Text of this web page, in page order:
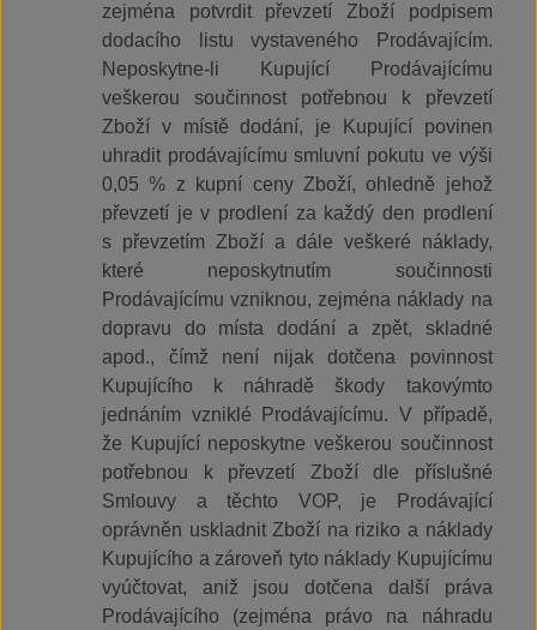
zejména potvrdit převzetí Zboží podpisem
dodacího listu vystaveného Prodávajícím.
Neposkytne-li Kupující Prodávajícímu
veškerou součinnost potřebnou k převzetí
Zboží v místě dodání, je Kupující povinen
uhradit prodávajícímu smluvní pokutu ve výši
0,05 % z kupní ceny Zboží, ohledně jehož
převzetí je v prodlení za každý den prodlení
s převzetím Zboží a dále veškeré náklady,
které neposkytnutím součinnosti
Prodávajícímu vzniknou, zejména náklady na
dopravu do místa dodání a zpět, skladné
apod., čímž není nijak dotčena povinnost
Kupujícího k náhradě škody takovýmto
jednáním vzniklé Prodávajícímu. V případě,
že Kupující neposkytne veškerou součinnost
potřebnou k převzetí Zboží dle příslušné
Smlouvy a těchto VOP, je Prodávající
oprávněn uskladnit Zboží na riziko a náklady
Kupujícího a zároveň tyto náklady Kupujícímu
vyúčtovat, aniž jsou dotčena další práva
Prodávajícího (zejména právo na náhradu